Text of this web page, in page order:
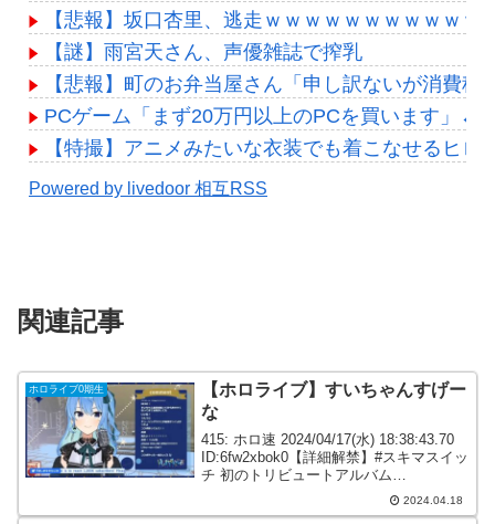
【悲報】坂口杏里、逃走ｗｗｗｗｗｗｗｗｗｗｗ
【謎】雨宮天さん、声優雑誌で搾乳
【悲報】町のお弁当屋さん「申し訳ないが消費
PCゲーム「まず20万円以上のPCを買います」←
【特撮】アニメみたいな衣装でも着こなせるヒロ
Powered by livedoor 相互RSS
関連記事
ホロライブ0期生
【ホロライブ】すいちゃんすげー
な
415: ホロ速 2024/04/17(水) 18:38:43.70
ID:6fw2xbok0【詳細解禁】#スキマスイッ
チ 初のトリビュートアルバム
SUKIMASWITCH 20th Anniversary2024.04.18